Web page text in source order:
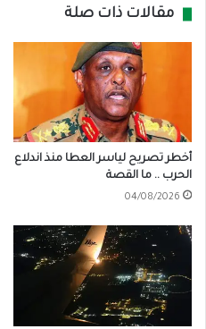
مقالات ذات صلة
أخطر تصريح لياسر العطا منذ اندلاع
الحرب .. ما القصة
04/08/2026